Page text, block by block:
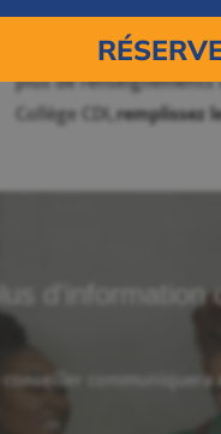
Si le métier de
aux campus CDI d'Anjou,
plus de
Collège CDI,remplissez
d'information
communiquera